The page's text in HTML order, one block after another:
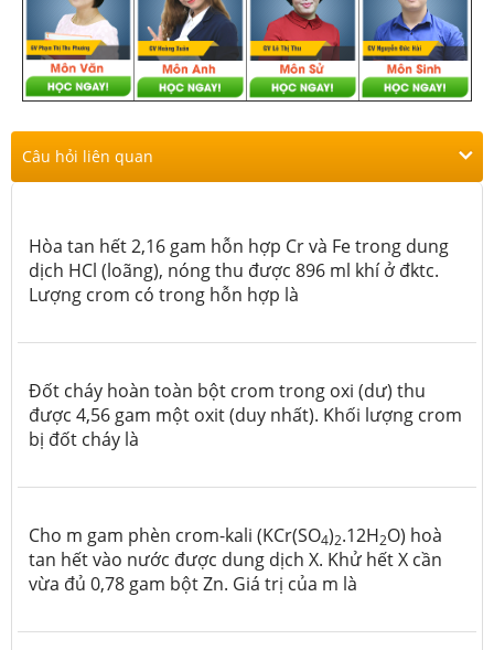
Câu hỏi liên quan
Hòa tan hết 2,16 gam hỗn hợp Cr và Fe trong dung
dịch HCl (loãng), nóng thu được 896 ml khí ở đktc.
Lượng crom có trong hỗn hợp là
Đốt cháy hoàn toàn bột crom trong oxi (dư) thu
được 4,56 gam một oxit (duy nhất). Khối lượng crom
bị đốt cháy là
Cho m gam phèn crom-kali (KCr(SO4)2.12H2O) hoà
tan hết vào nước được dung dịch X. Khử hết X cần
vừa đủ 0,78 gam bột Zn. Giá trị của m là